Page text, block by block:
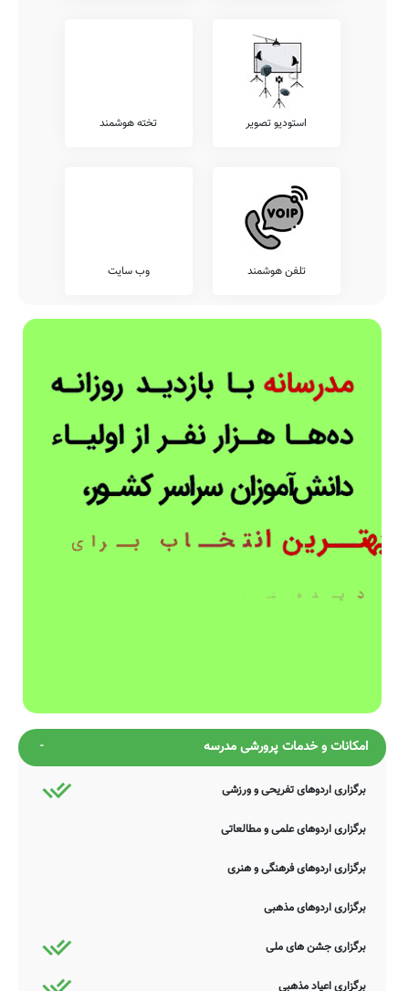
استودیو تصویر تخته هوشمند
تلفن هوشمند وب سایت
امکانات و خدمات پرورشی مدرسه
برگزاری اردوهای تفریحی و ورزشی
برگزاری اردوهای علمی و مطالعاتی
برگزاری اردوهای فرهنگی و هنری
برگزاری اردوهای مذهبی
برگزاری جشن های ملی
برگزاری اعیاد مذهبی